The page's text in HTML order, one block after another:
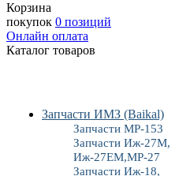
Корзина
покупок 0 позиций
Онлайн оплата
Каталог товаров
Запчасти ИМЗ (Baikal)
Запчасти МР-153
Запчасти Иж-27М,
Иж-27ЕМ,МР-27
Запчасти Иж-18,